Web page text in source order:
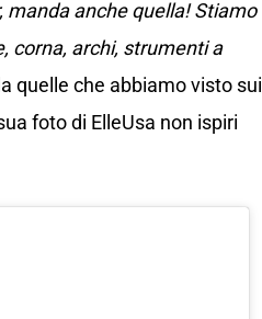
manda anche quella! Stiamo
corna, archi, strumenti a
quelle che abbiamo visto sui
foto di ElleUsa non ispiri